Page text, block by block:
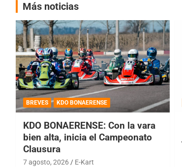
Más noticias
BREVES KDO BONAERENSE
KDO BONAERENSE: Con la vara
bien alta, inicia el Campeonato
Clausura
7 agosto, 2026 E-Kart